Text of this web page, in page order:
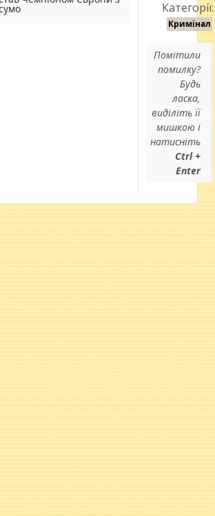
Категорії:
Кримінал
Помітили
помилку?
Будь
ласка,
виділіть її
мишкою і
натисніть
Ctrl +
Enter